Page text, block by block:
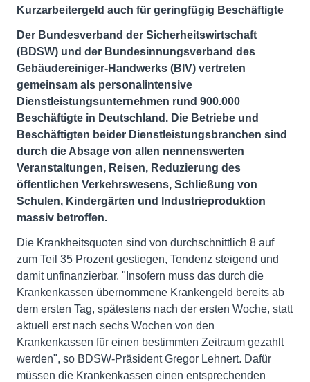
Kurzarbeitergeld auch für geringfügig Beschäftigte
Der Bundesverband der Sicherheitswirtschaft
(BDSW) und der Bundesinnungsverband des
Gebäudereiniger-Handwerks (BIV) vertreten
gemeinsam als personalintensive
Dienstleistungsunternehmen rund 900.000
Beschäftigte in Deutschland. Die Betriebe und
Beschäftigten beider Dienstleistungsbranchen sind
durch die Absage von allen nennenswerten
Veranstaltungen, Reisen, Reduzierung des
öffentlichen Verkehrswesens, Schließung von
Schulen, Kindergärten und Industrieproduktion
massiv betroffen.
Die Krankheitsquoten sind von durchschnittlich 8 auf
zum Teil 35 Prozent gestiegen, Tendenz steigend und
damit unfinanzierbar. "Insofern muss das durch die
Krankenkassen übernommene Krankengeld bereits ab
dem ersten Tag, spätestens nach der ersten Woche, statt
aktuell erst nach sechs Wochen von den
Krankenkassen für einen bestimmten Zeitraum gezahlt
werden", so BDSW-Präsident Gregor Lehnert. Dafür
müssen die Krankenkassen einen entsprechenden